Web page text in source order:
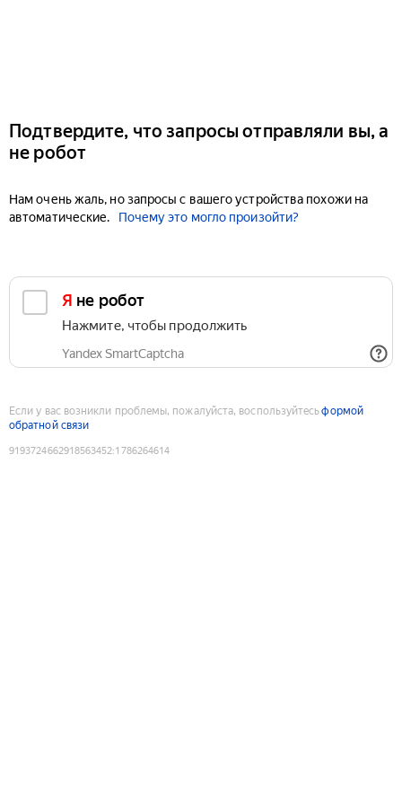
Подтвердите, что запросы отправляли вы, а
не робот
Нам очень жаль, но запросы с вашего устройства похожи на
автоматические.
Почему это могло произойти?
Я не робот
Нажмите, чтобы продолжить
Yandex SmartCaptcha
Если у вас возникли проблемы, пожалуйста, воспользуйтесьформой
обратной связи
9193724662918563452:1786264614